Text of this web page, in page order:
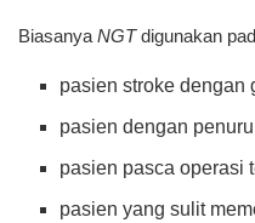
Biasanya NGTdigunakan
pasien stroke dengan
pasien dengan
pasien pasca operasi
pasien yang sulit